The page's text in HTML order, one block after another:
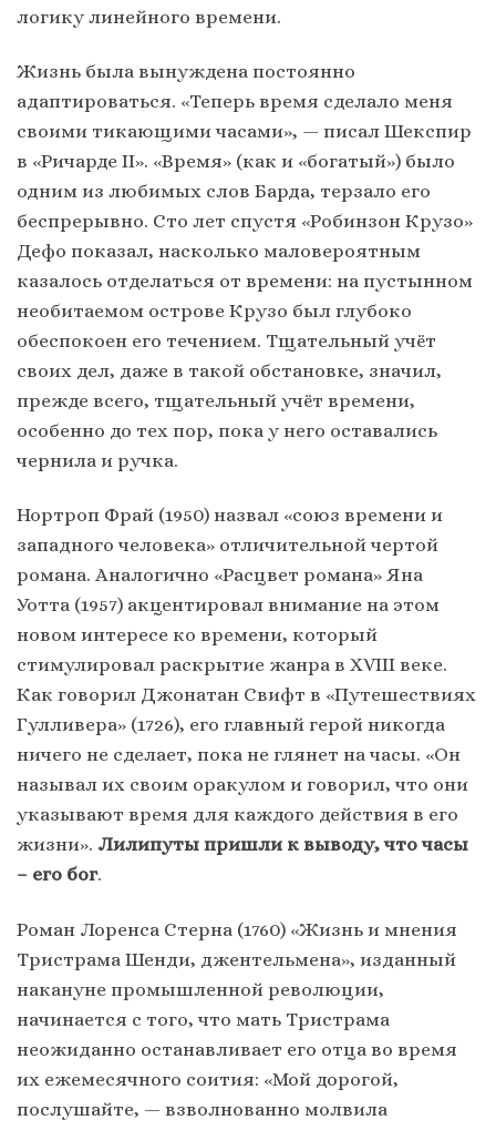
логику линейного времени.
Жизнь была вынуждена постоянно
адаптироваться. «Теперь время сделало меня
своими тикающими часами», — писал Шекспир
в «Ричарде ІІ». «Время» (как и «богатый») было
одним из любимых слов Барда, терзало его
беспрерывно. Сто лет спустя «Робинзон Крузо»
Дефо показал, насколько маловероятным
казалось отделаться от времени: на пустынном
необитаемом острове Крузо был глубоко
обеспокоен его течением. Тщательный учёт
своих дел, даже в такой обстановке, значил,
прежде всего, тщательный учёт времени,
особенно до тех пор, пока у него оставались
чернила и ручка.
Нортроп Фрай (1950) назвал «союз времени и
западного человека» отличительной чертой
романа. Аналогично «Расцвет романа» Яна
Уотта (1957) акцентировал внимание на этом
новом интересе ко времени, который
стимулировал раскрытие жанра в XVIII веке.
Как говорил Джонатан Свифт в «Путешествиях
Гулливера» (1726), его главный герой никогда
ничего не сделает, пока не глянет на часы. «Он
называл их своим оракулом и говорил, что они
указывают время для каждого действия в его
жизни». Лилипуты пришли к выводу, что часы
– его бог.
Роман Лоренса Стерна (1760) «Жизнь и мнения
Тристрама Шенди, джентельмена», изданный
накануне промышленной революции,
начинается с того, что мать Тристрама
неожиданно останавливает его отца во время
их ежемесячного соития: «Мой дорогой,
послушайте, — взволнованно молвила